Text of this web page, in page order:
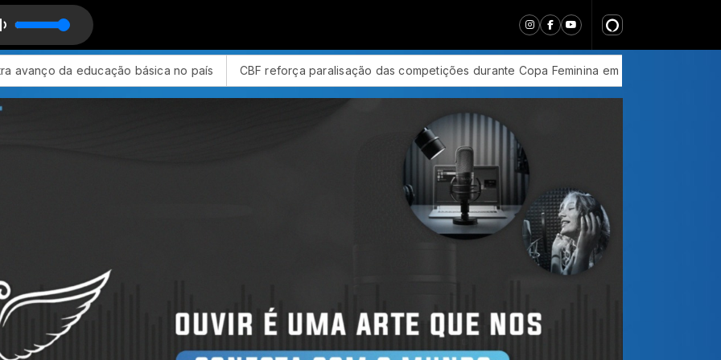
of time com Jhonathas Gonçalves
CBF reforça paralisação das competições durante Copa Feminina em 2027 Em nova redução, Copom baixa taxa Selic